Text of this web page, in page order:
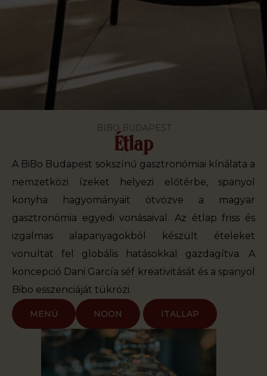
BIBO BUDAPEST
Étlap
A BiBo Budapest sokszínű gasztronómiai kínálata a
nemzetközi ízeket helyezi előtérbe, spanyol
konyha hagyományait ötvözve a magyar
gasztronómia egyedi vonásaival. Az étlap friss és
izgalmas alapanyagokból készült ételeket
vonultat fel globális hatásokkal gazdagítva. A
koncepció Dani García séf kreativitását és a spanyol
Bibo esszenciáját tükrözi.
MENÜ NOON ITALLAP